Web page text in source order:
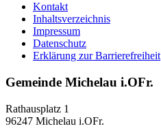
Kontakt
Inhaltsverzeichnis
Impressum
Datenschutz
Erklärung zur Barrierefreiheit
Gemeinde Michelau i.OFr.
Rathausplatz 1
96247 Michelau i.OFr.